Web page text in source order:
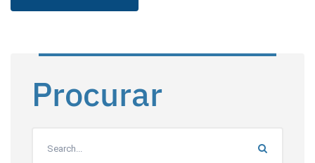
Procurar